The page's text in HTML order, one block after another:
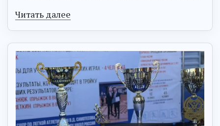
Читать далее